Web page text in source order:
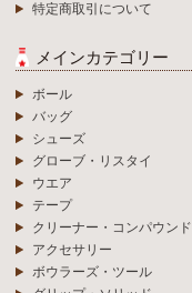
特定商取引について
メインカテゴリー
ボール
バッグ
シューズ
グローブ・リスタイ
ウエア
テープ
クリーナー・コンパウンド
アクセサリー
ボウラーズ・ツール